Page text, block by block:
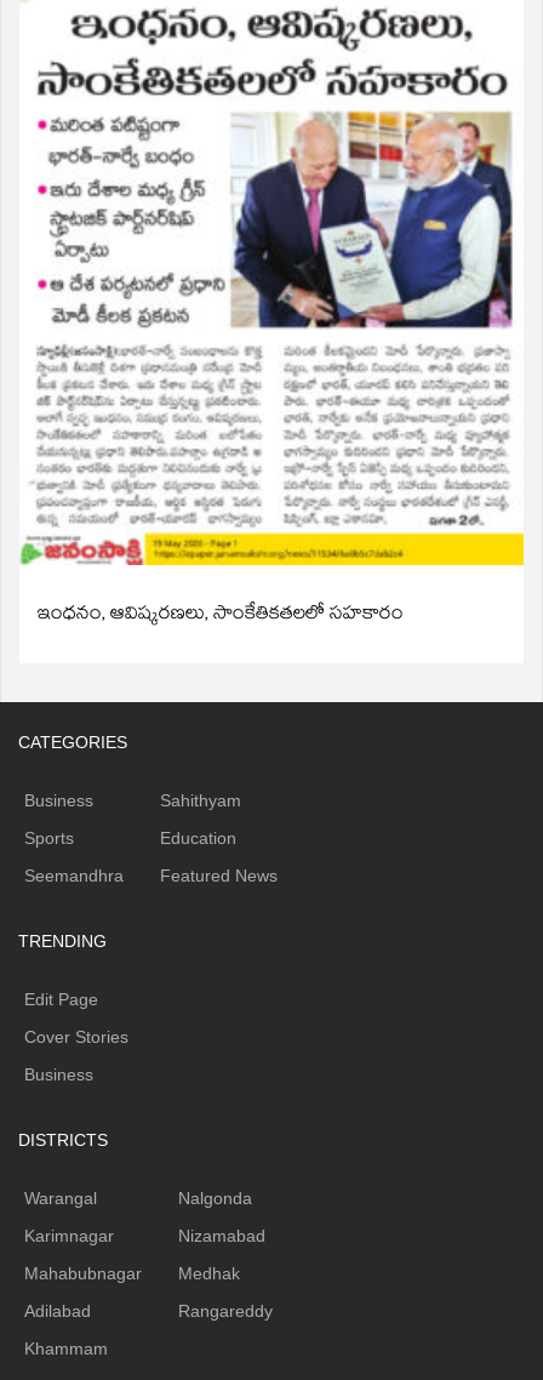
ఇంధనం, ఆవిష్కరణలు, సాంకేతికతలలో సహకారం
CATEGORIES
Business
Sports
Seemandhra
Sahithyam
Education
Featured News
TRENDING
Edit Page
Cover Stories
Business
DISTRICTS
Warangal
Karimnagar
Mahabubnagar
Adilabad
Khammam
Nalgonda
Nizamabad
Medhak
Rangareddy